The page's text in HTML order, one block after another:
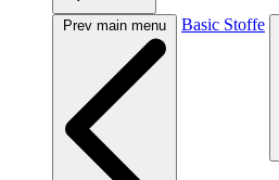
Prev main menu Basic Stoffe